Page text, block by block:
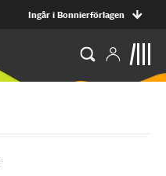
Ingår i Bonnierförlagen